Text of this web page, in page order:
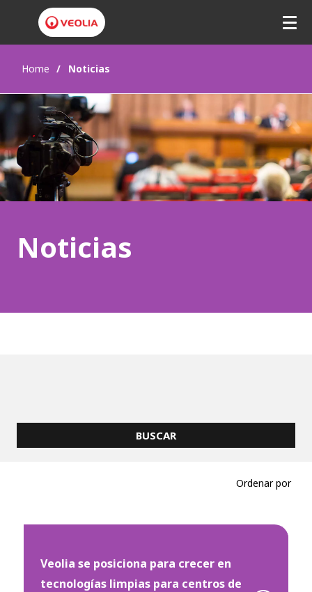
Home Noticias
Noticias
Ordenar por
Veolia se posiciona para crecer en
tecnologías limpias para centros de